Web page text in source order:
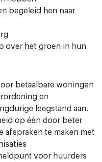
begeleid hen naar
over het groen in hun
betaalbare woningen
en
leegstand aan.
op één door beter
afspraken te maken met
voor huurders